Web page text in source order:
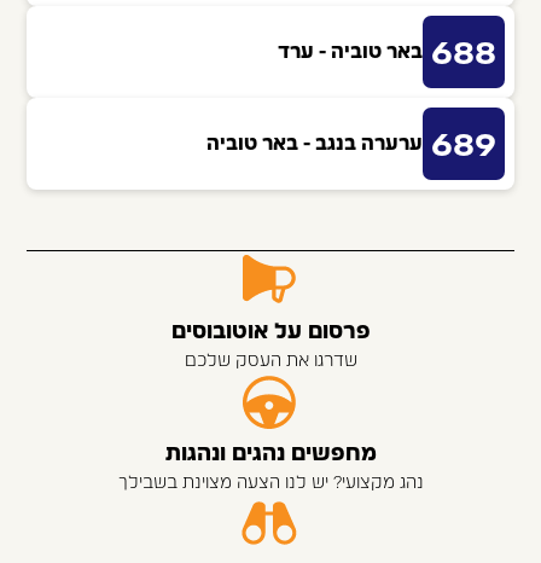
688 באר טוביה - ערד
689 ערערה בנגב - באר טוביה
פרסום על אוטובוסים
שדרגו את העסק שלכם
מחפשים נהגים ונהגות
נהג מקצועי? יש לנו הצעה מצוינת בשבילך